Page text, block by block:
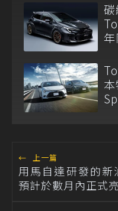
年
← 上一篇
用馬自達研發的新
預計於數月內正式